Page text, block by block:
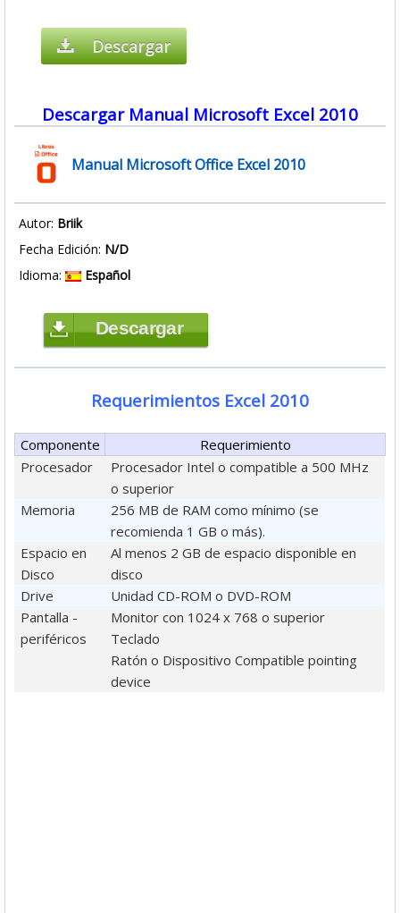
Descargar
Descargar Manual Microsoft Excel 2010
Manual Microsoft Office Excel 2010
Autor: Briik
Fecha Edición: N/D
Idioma:
Español
Descargar
Requerimientos Excel 2010
Componente
Requerimiento
Procesador
Procesador Intel o compatible a 500 MHz
o superior
Memoria
256 MB de RAM como mínimo (se
recomienda 1 GB o más).
Espacio en
Disco
Al menos 2 GB de espacio disponible en
disco
Drive
Unidad CD-ROM o DVD-ROM
Pantalla -
periféricos
Monitor con 1024 x 768 o superior
Teclado
Ratón o Dispositivo Compatible pointing
device